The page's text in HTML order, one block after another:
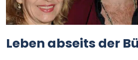
Leben abseits der